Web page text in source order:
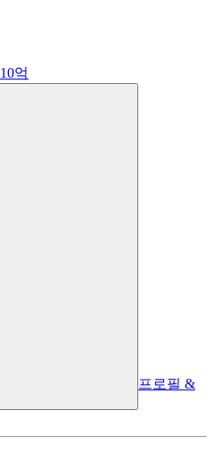
10억
프로필 &